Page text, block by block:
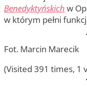
Benedyktyńskich w
w którym pełni
Fot. Marcin Marecik
(Visited 391 times, 1